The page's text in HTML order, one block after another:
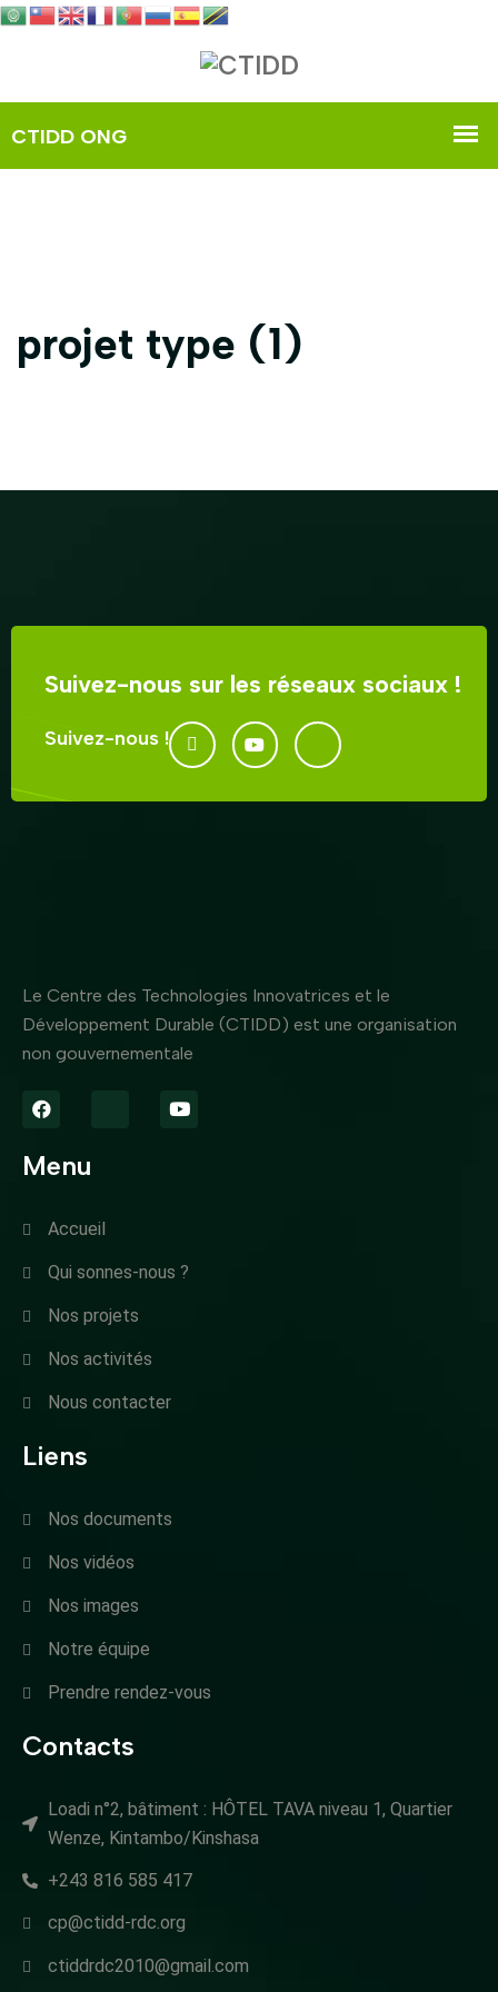
projet type (1)
Suivez-nous sur les réseaux sociaux !
Suivez-nous !
Le Centre des Technologies Innovatrices et le
Développement Durable (CTIDD) est une organisation
non gouvernementale
Menu
Accueil
Qui sonnes-nous ?
Nos projets
Nos activités
Nous contacter
Liens
Nos documents
Nos vidéos
Nos images
Notre équipe
Prendre rendez-vous
Contacts
Loadi n°2, bâtiment : HÔTEL TAVA niveau 1, Quartier
Wenze, Kintambo/Kinshasa
+243 816 585 417
cp@ctidd-rdc.org
ctiddrdc2010@gmail.com